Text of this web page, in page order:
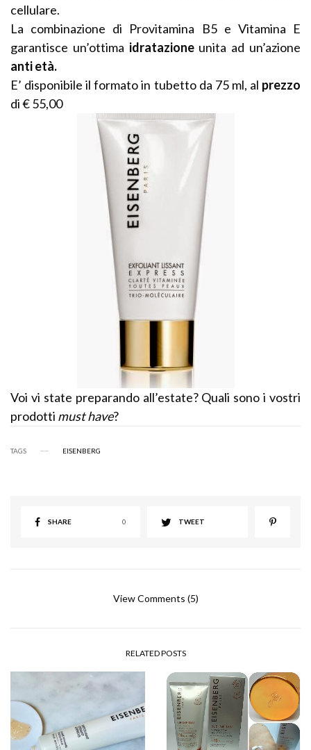
cellulare.
La combinazione di Provitamina B5 e Vitamina E
garantisce un’ottima idratazione unita ad un’azione
anti età.
E’ disponibile il formato in tubetto da 75 ml, al prezzo
di € 55,00
Voi vi state preparando all’estate? Quali sono i vostri
prodotti must have?
TAGS EISENBERG
SHARE 0 TWEET
View Comments (5)
RELATED POSTS